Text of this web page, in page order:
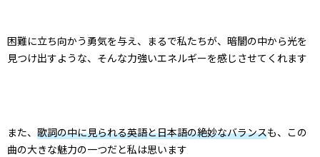
困難に立ち向かう勇気を与え、まるで私たちが、暗闇の中から光を
見つけ出すような、そんな力強いエネルギーを感じさせてくれます
また、 歌詞の中に見られる英語と日本語の絶妙なバランスも、この
曲の大きな魅力の一つだと私は思います